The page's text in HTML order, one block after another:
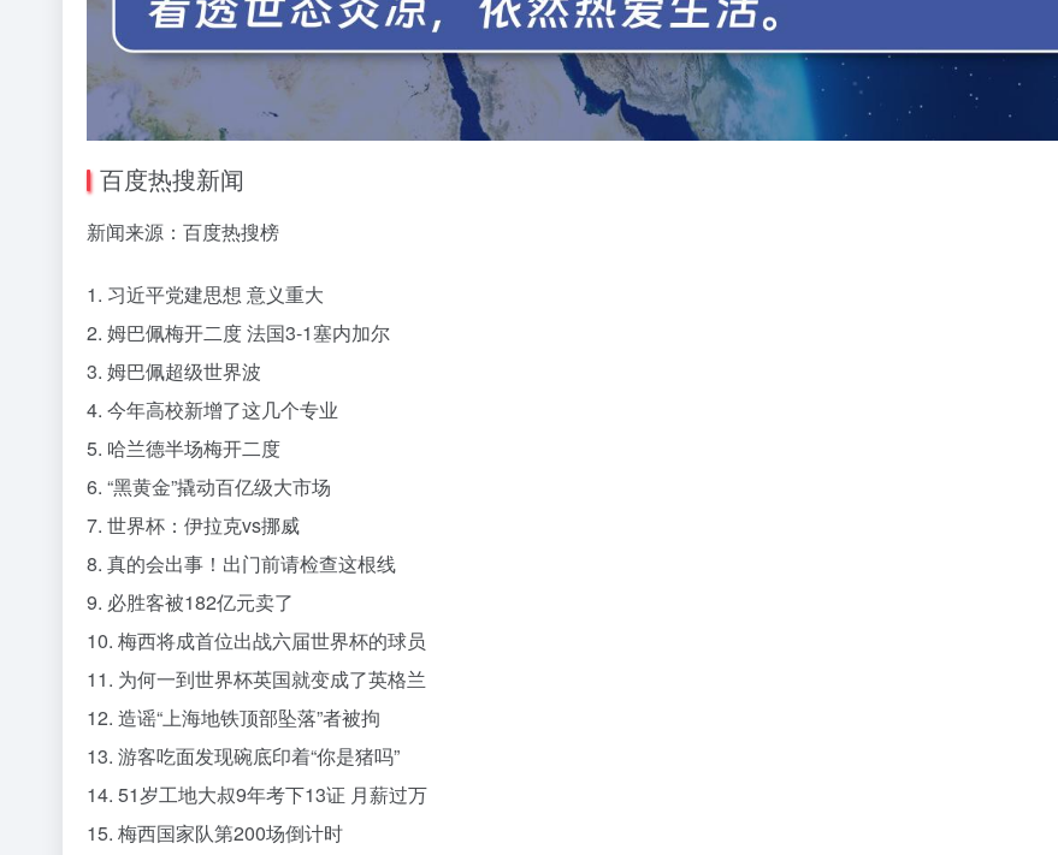
百度热搜新闻
新闻来源：百度热搜榜
1. 习近平党建思想 意义重大
2. 姆巴佩梅开二度 法国3-1塞内加尔
3. 姆巴佩超级世界波
4. 今年高校新增了这几个专业
5. 哈兰德半场梅开二度
6. “黑黄金”撬动百亿级大市场
7. 世界杯：伊拉克vs挪威
8. 真的会出事！出门前请检查这根线
9. 必胜客被182亿元卖了
10. 梅西将成首位出战六届世界杯的球员
11. 为何一到世界杯英国就变成了英格兰
12. 造谣“上海地铁顶部坠落”者被拘
13. 游客吃面发现碗底印着“你是猪吗”
14. 51岁工地大叔9年考下13证 月薪过万
15. 梅西国家队第200场倒计时